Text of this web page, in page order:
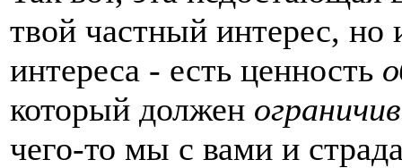
твой частный интерес, но
интереса - есть ценность
который должен
чего-то мы с вами и